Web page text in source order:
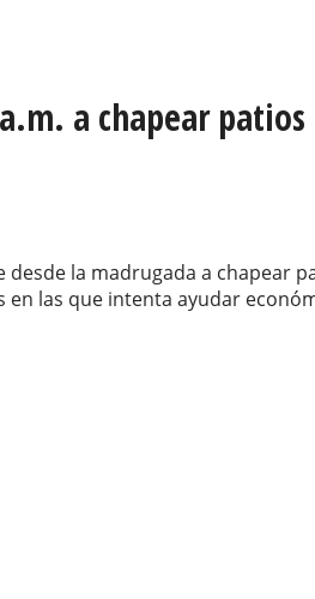
a chapear
la madrugada a chapear
las que intenta ayudar